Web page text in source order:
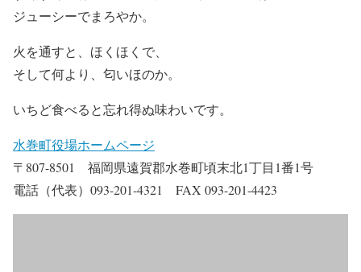
ジューシーでまろやか。
火を通すと、ほくほくで、
そして何より、匂いほのか。
いちど食べると忘れ得ぬ味わいです。
水巻町役場ホームページ
〒807-8501 福岡県遠賀郡水巻町頃末北1丁目1番1号
電話（代表）093-201-4321 FAX 093-201-4423